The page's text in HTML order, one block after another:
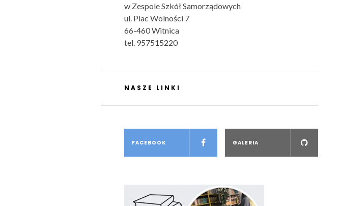
w Zespole Szkół Samorządowych
ul. Plac Wolności 7
66-460 Witnica
tel. 957515220
NASZE LINKI
FACEBOOK GALERIA